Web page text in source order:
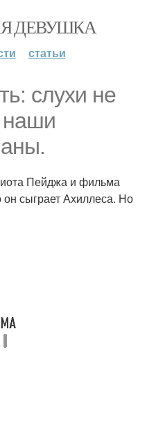
ДЕВУШКА
статьи
слухи не
наши
Пейджа и фильма
он сыграет Ахиллеса. Но